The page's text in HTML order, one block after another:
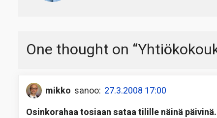
One thought on “
mikko sanoo: 27.3.2008 17:00
Osinkorahaa tosiaan sataa tilille näinä päivinä.